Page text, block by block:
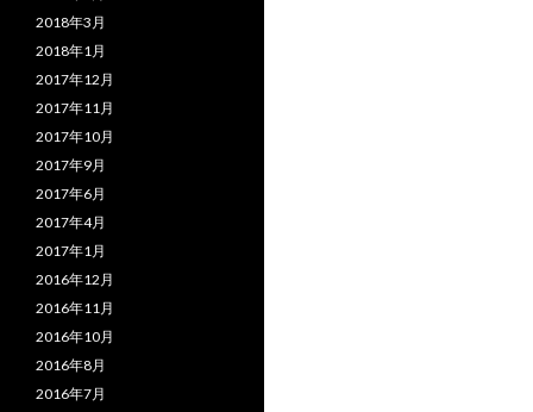
2018年3月
2018年1月
2017年12月
2017年11月
2017年10月
2017年9月
2017年6月
2017年4月
2017年1月
2016年12月
2016年11月
2016年10月
2016年8月
2016年7月